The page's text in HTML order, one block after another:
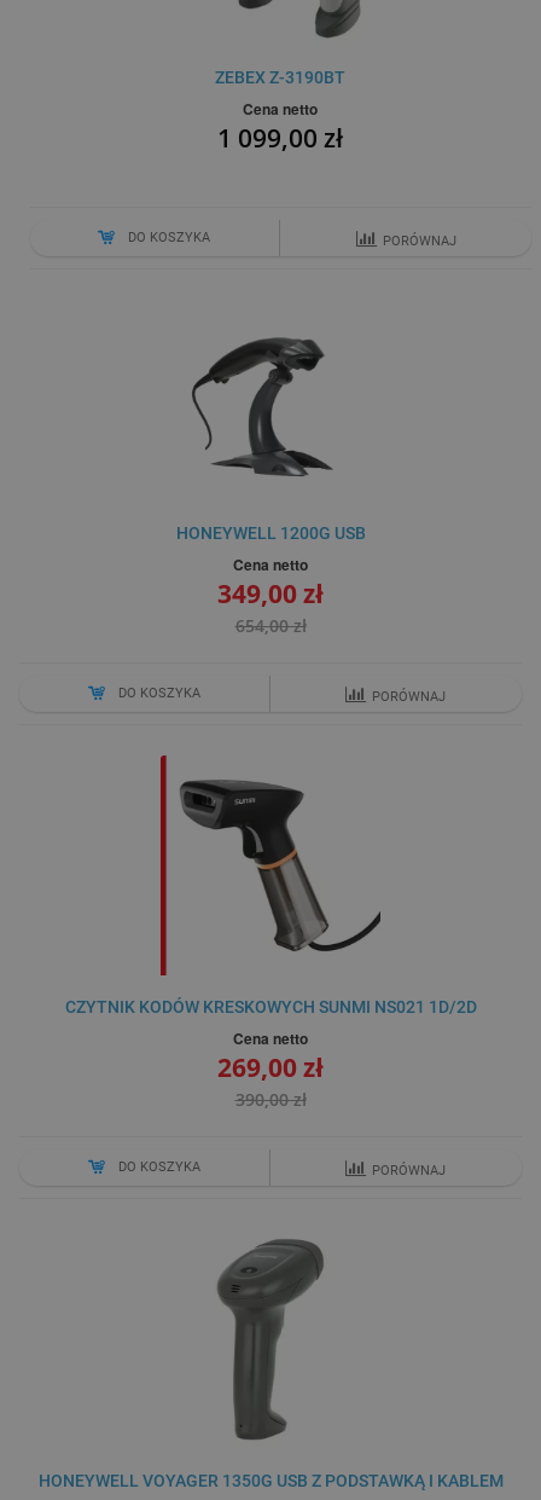
ZEBEX Z-3190BT
Cena netto
1 099,00 zł
DO KOSZYKA PORÓWNAJ
HONEYWELL 1200G USB
Cena netto
349,00 zł
654,00 zł
DO KOSZYKA PORÓWNAJ
CZYTNIK KODÓW KRESKOWYCH SUNMI NS021 1D/2D
Cena netto
269,00 zł
390,00 zł
DO KOSZYKA PORÓWNAJ
HONEYWELL VOYAGER 1350G USB Z PODSTAWKĄ I KABLEM